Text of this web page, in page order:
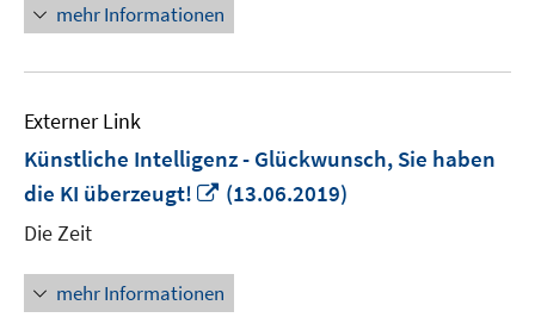
mehr Informationen
Externer Link
Künstliche Intelligenz - Glückwunsch, Sie haben
die KI überzeugt!
In
öffnen
(13.06.2019)
Die Zeit
mehr Informationen